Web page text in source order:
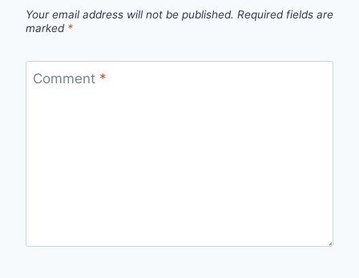
Your email address will not be published. Required fields are
marked *
Comment *